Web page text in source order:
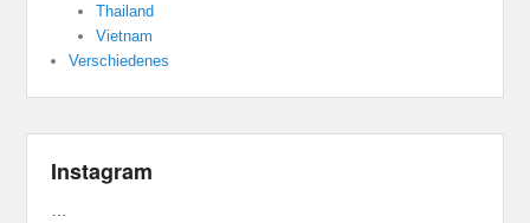
Thailand
Vietnam
Verschiedenes
Instagram